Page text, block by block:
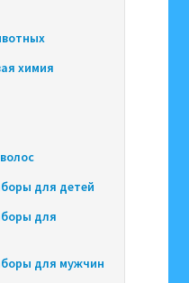
химия
для детей
для
для мужчин